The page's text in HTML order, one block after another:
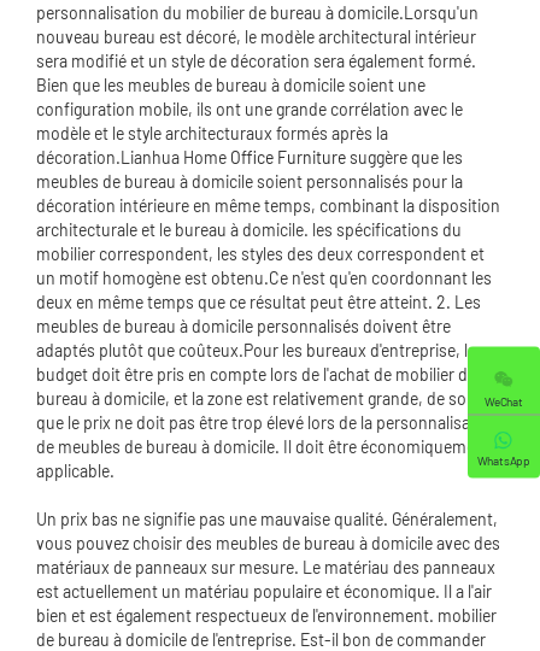
personnalisation du mobilier de bureau à domicile.Lorsqu'un
nouveau bureau est décoré, le modèle architectural intérieur
sera modifié et un style de décoration sera également formé.
Bien que les meubles de bureau à domicile soient une
configuration mobile, ils ont une grande corrélation avec le
modèle et le style architecturaux formés après la
décoration.Lianhua Home Office Furniture suggère que les
meubles de bureau à domicile soient personnalisés pour la
décoration intérieure en même temps, combinant la disposition
architecturale et le bureau à domicile. les spécifications du
mobilier correspondent, les styles des deux correspondent et
un motif homogène est obtenu.Ce n'est qu'en coordonnant les
deux en même temps que ce résultat peut être atteint. 2. Les
meubles de bureau à domicile personnalisés doivent être
adaptés plutôt que coûteux.Pour les bureaux d'entreprise, le
budget doit être pris en compte lors de l'achat de mobilier de
bureau à domicile, et la zone est relativement grande, de sorte
que le prix ne doit pas être trop élevé lors de la personnalisation
de meubles de bureau à domicile. Il doit être économiquement
applicable.
Un prix bas ne signifie pas une mauvaise qualité. Généralement,
vous pouvez choisir des meubles de bureau à domicile avec des
matériaux de panneaux sur mesure. Le matériau des panneaux
est actuellement un matériau populaire et économique. Il a l'air
bien et est également respectueux de l'environnement. mobilier
de bureau à domicile de l'entreprise. Est-il bon de commander
WeChat
WhatsApp